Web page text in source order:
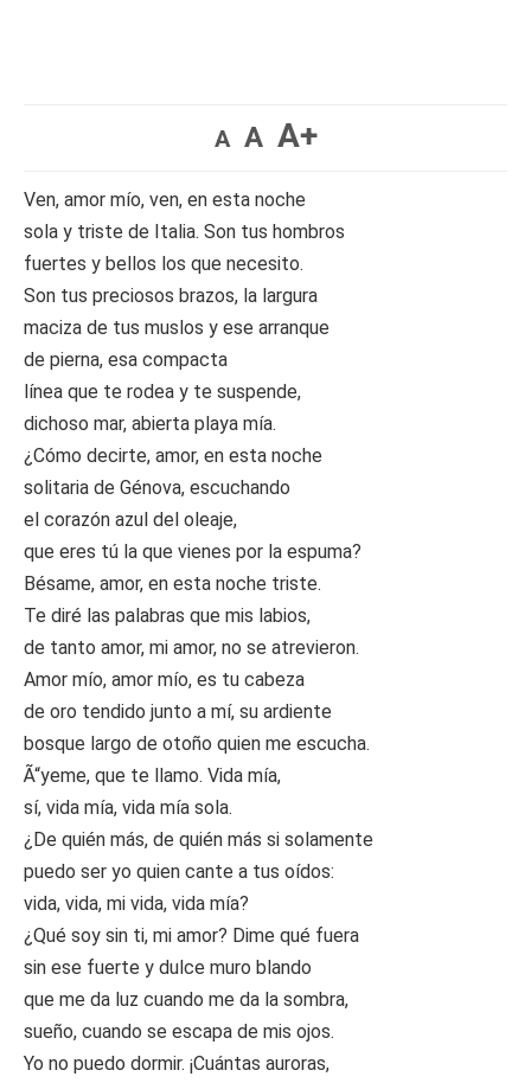
A A A+
Ven, amor mío, ven, en esta noche
sola y triste de Italia. Son tus hombros
fuertes y bellos los que necesito.
Son tus preciosos brazos, la largura
maciza de tus muslos y ese arranque
de pierna, esa compacta
línea que te rodea y te suspende,
dichoso mar, abierta playa mía.
¿Cómo decirte, amor, en esta noche
solitaria de Génova, escuchando
el corazón azul del oleaje,
que eres tú la que vienes por la espuma?
Bésame, amor, en esta noche triste.
Te diré las palabras que mis labios,
de tanto amor, mi amor, no se atrevieron.
Amor mío, amor mío, es tu cabeza
de oro tendido junto a mí, su ardiente
bosque largo de otoño quien me escucha.
Ã“yeme, que te llamo. Vida mía,
sí, vida mía, vida mía sola.
¿De quién más, de quién más si solamente
puedo ser yo quien cante a tus oídos:
vida, vida, mi vida, vida mía?
¿Qué soy sin ti, mi amor? Dime qué fuera
sin ese fuerte y dulce muro blando
que me da luz cuando me da la sombra,
sueño, cuando se escapa de mis ojos.
Yo no puedo dormir. ¡Cuántas auroras,